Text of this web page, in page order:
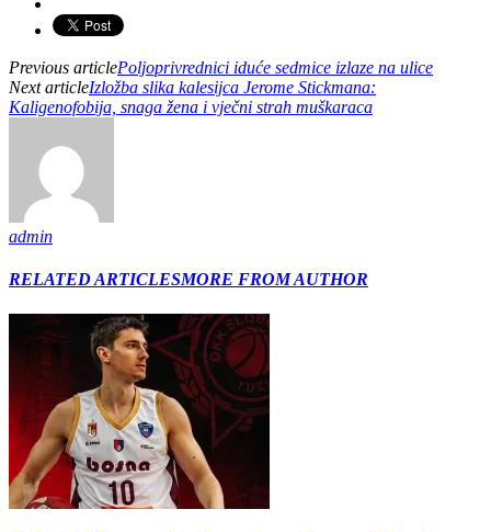
Previous articlePoljoprivrednici iduće sedmice izlaze na ulice
Next articleIzložba slika kalesijca Jerome Stickmana:
Kaligenofobija, snaga žena i vječni strah muškaraca
admin
RELATED ARTICLESMORE FROM AUTHOR